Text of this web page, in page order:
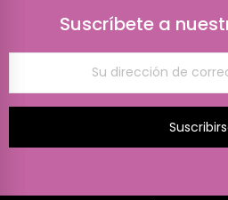
Suscríbete a